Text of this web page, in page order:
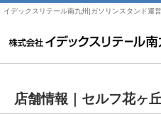
イデックスリテール南九州|ガソリンスタンド運
店舗情報｜ セルフ花ヶ丘